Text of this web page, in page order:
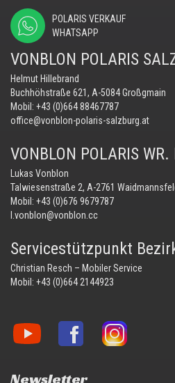
POLARIS VERKAUF
WHATSAPP
VONBLON POLARIS
Helmut Hillebrand
Buchhöhstraße 621, A-5084 Großgmain
Mobil: +43 (0)664 88467787
office@vonblon-polaris-salzburg.at
VONBLON POLARIS WR.
Lukas Vonblon
Talwiesenstraße 2, A-2761
Mobil: +43 (0)676 9679787
l.vonblon@vonblon.cc
Servicestützpunkt
Christian Resch – Mobiler Service
Mobil: +43 (0)664 2144923
Vonblon
auf
Vonblon
Vonblon
auf
Newsletter